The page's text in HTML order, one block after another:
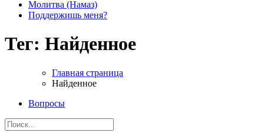
Молитва (Намаз)
Поддержишь меня?
Тег: Найденное
Главная страница
Найденное
Вопросы